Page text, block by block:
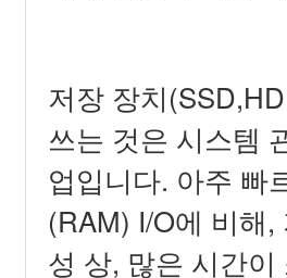
저장 장치
쓰는 것은 시스템
업입니다. 아주 빠
(RAM) I/O에 비해
성 상, 많은 시간